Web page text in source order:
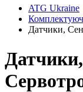
ATG Ukraine
Датчики,